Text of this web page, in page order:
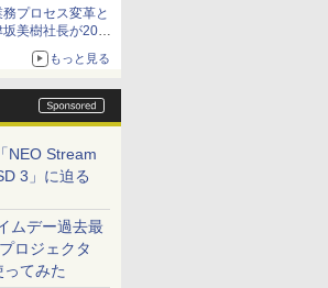
プロセス変革と
美樹社長が2027
もっと見る
NEO Stream
3」に迫る
ムデー過去最
ロジェクタ
てみた